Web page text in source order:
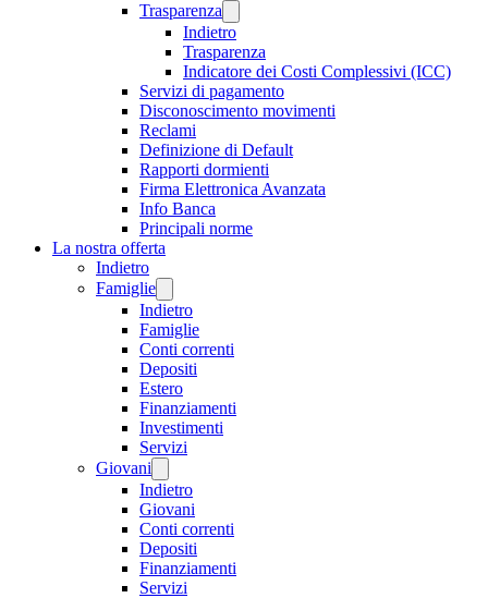
Trasparenza
Indietro
Trasparenza
Indicatore dei Costi Complessivi (ICC)
Servizi di pagamento
Disconoscimento movimenti
Reclami
Definizione di Default
Rapporti dormienti
Firma Elettronica Avanzata
Info Banca
Principali norme
La nostra offerta
Indietro
Famiglie
Indietro
Famiglie
Conti correnti
Depositi
Estero
Finanziamenti
Investimenti
Servizi
Giovani
Indietro
Giovani
Conti correnti
Depositi
Finanziamenti
Servizi